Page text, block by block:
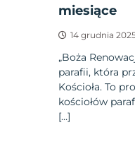
miesiące
14 grudnia
„Boża
parafii, która
Kościoła. To
kościołów
[…]